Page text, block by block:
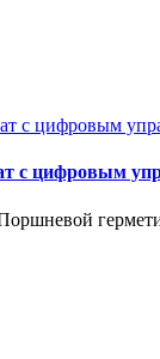
с цифровым